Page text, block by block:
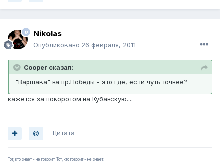
Nikolas
Опубликовано 26 февраля, 2011
Cooper сказал:
"Варшава" на пр.Победы - это где, если чуть точнее?
кажется за поворотом на Кубанскую....
Цитата
Тот, кто знает - не говорит. Тот, кто говорит - не знает.